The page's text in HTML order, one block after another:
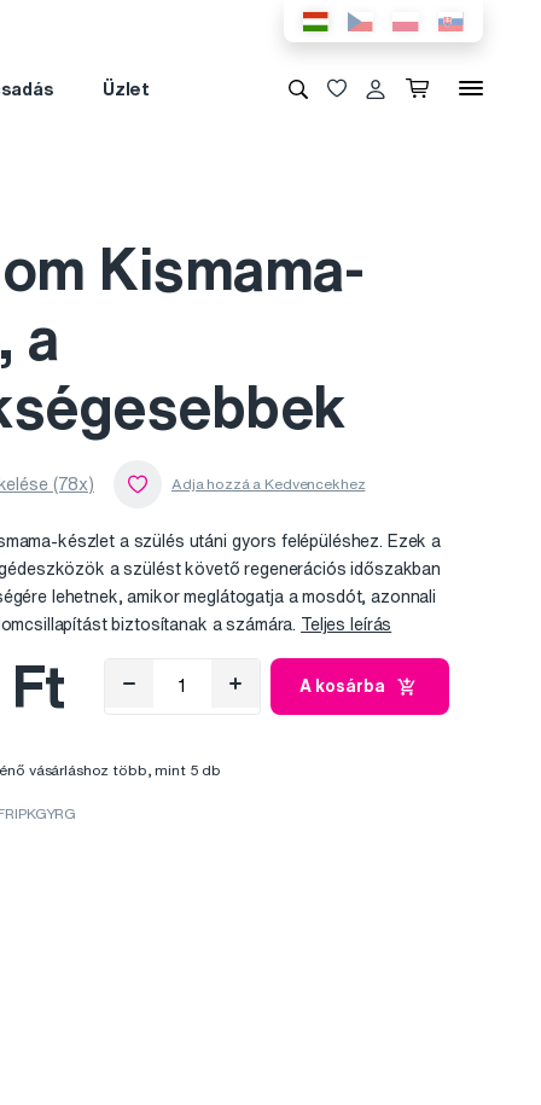
Üzlet
Kismama-
a
(78x)
készlet a szülés utáni gyors felépüléshez. Ezek a
a szülést követő regenerációs időszakban
lehetnek, amikor meglátogatja a mosdót, azonnali
biztosítanak a számára. Teljes leírás
A kosárba
vásárláshoz több, mint 5 db